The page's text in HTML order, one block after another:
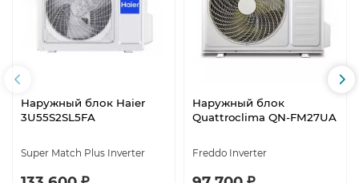
Наружный блок Haier
3U55S2SL5FA
Super Match Plus Inverter
Наружный блок
Quattroclima QN-FM27UA
Freddo Inverter